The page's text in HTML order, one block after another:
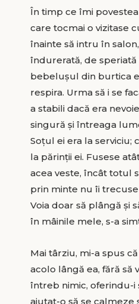
În timp ce îmi
care tocmai o vizitase
înainte să intru în
îndurerată, de speriată
bebelușul din burtica
respira. Urma să i se
a stabili dacă era
singură și întreaga
Soțul ei era la serviciu;
la părinții ei. Fusese
acea veste, încât totul
prin minte nu îi
Voia doar să plângă și
în mâinile mele, s-a
Mai târziu, mi-a spus
acolo lângă ea, fără să
întreb nimic, oferindu-i
ajutat-o să se calmeze